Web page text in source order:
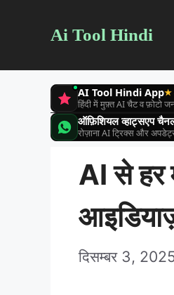
content
Ai Tool Hindi
AI Tool Hindi App★
हिंदी में मुफ़्त AI चैट व फ़ोटो
ऑफ़िशियल व्हाट्सएप
रोज़ाना AI ट्रिक्स और
AI से हर
दिसम्बर 3,